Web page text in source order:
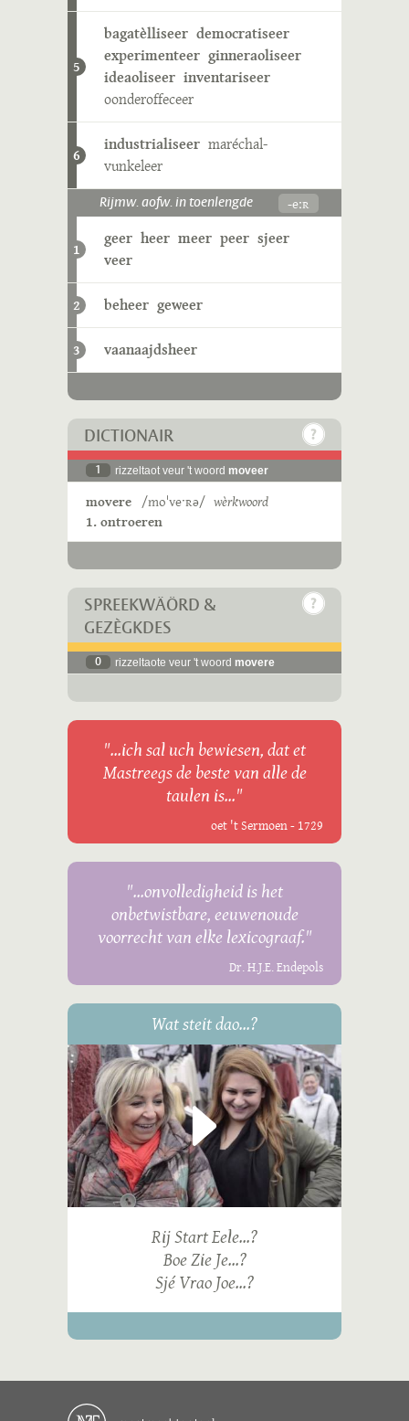
5
bagatèlliseer democratiseer
experimenteer ginneraoliseer
ideaoliseer inventariseer
oonderoffeceer
6
industrialiseer maréchal-
vunkeleer
Rijmw. aofw. in toenlengde -eːʀ
1
geer heer meer peer sjeer
veer
2 beheer geweer
3 vaanaajdsheer
DICTIONAIR
1 rizzeltaot veur 't woord moveer
movere /moˈveˑʀə/ wèrkwoord
1. ontroeren
SPREEKWÄÖRD &
GEZÈGKDES
0 rizzeltaote veur 't woord movere
"...ich sal uch bewiesen, dat et
Mastreegs de beste van alle de
taulen is..."
oet 't Sermoen - 1729
"...onvolledigheid is het
onbetwistbare, eeuwenoude
voorrecht van elke lexicograaf."
Dr. H.J.E. Endepols
Wat steit dao...?
Rij Start Eele...?
Boe Zie Je...?
Sjé Vrao Joe...?